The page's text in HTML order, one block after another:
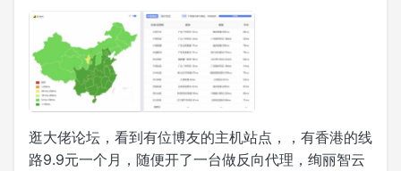
逛大佬论坛，看到有位博友的主机站点，，有香港的线
路9.9元一个月，随便开了一台做反向代理，绚丽智云